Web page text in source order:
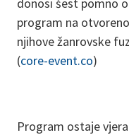
program na
njihove žanrovske
(core-event.co)
Program ostaje